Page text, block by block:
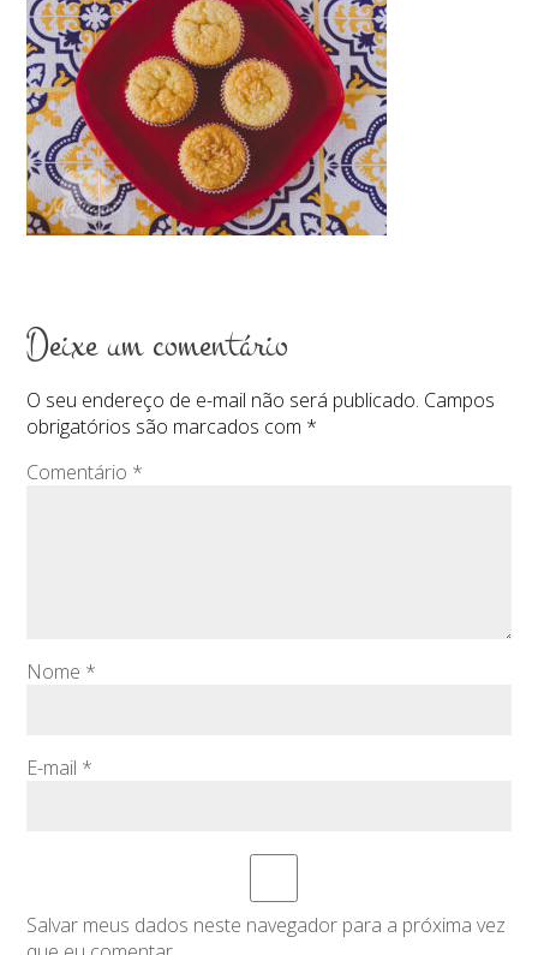
Deixe um comentário
O seu endereço de e-mail não será publicado. Campos
obrigatórios são marcados com *
Comentário *
Nome *
E-mail *
Salvar meus dados neste navegador para a próxima vez